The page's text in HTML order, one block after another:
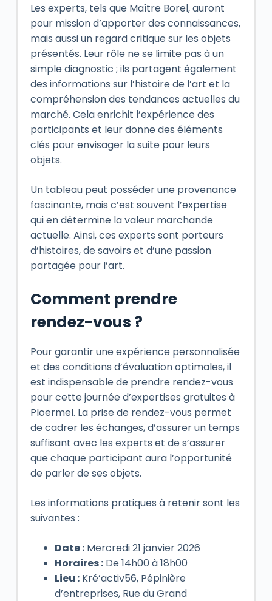
Les experts, tels que Maître Borel, auront
pour mission d’apporter des connaissances,
mais aussi un regard critique sur les objets
présentés. Leur rôle ne se limite pas à un
simple diagnostic ; ils partagent également
des informations sur l’histoire de l’art et la
compréhension des tendances actuelles du
marché. Cela enrichit l’expérience des
participants et leur donne des éléments
clés pour envisager la suite pour leurs
objets.
Un tableau peut posséder une provenance
fascinante, mais c’est souvent l’expertise
qui en détermine la valeur marchande
actuelle. Ainsi, ces experts sont porteurs
d’histoires, de savoirs et d’une passion
partagée pour l’art.
Comment prendre
rendez-vous ?
Pour garantir une expérience personnalisée
et des conditions d’évaluation optimales, il
est indispensable de prendre rendez-vous
pour cette journée d’expertises gratuites à
Ploërmel. La prise de rendez-vous permet
de cadrer les échanges, d’assurer un temps
suffisant avec les experts et de s’assurer
que chaque participant aura l’opportunité
de parler de ses objets.
Les informations pratiques à retenir sont les
suivantes :
Date :Mercredi 21 janvier 2026
Horaires :De 14h00 à 18h00
Lieu :Kré’activ56, Pépinière
d’entreprises, Rue du Grand